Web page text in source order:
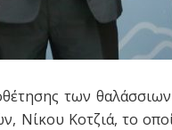
των
Νίκου Κοτζιά, το